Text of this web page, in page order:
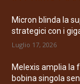
Micron blinda la
strategici con i
Luglio 17, 2026
Melexis amplia la
bobina singola